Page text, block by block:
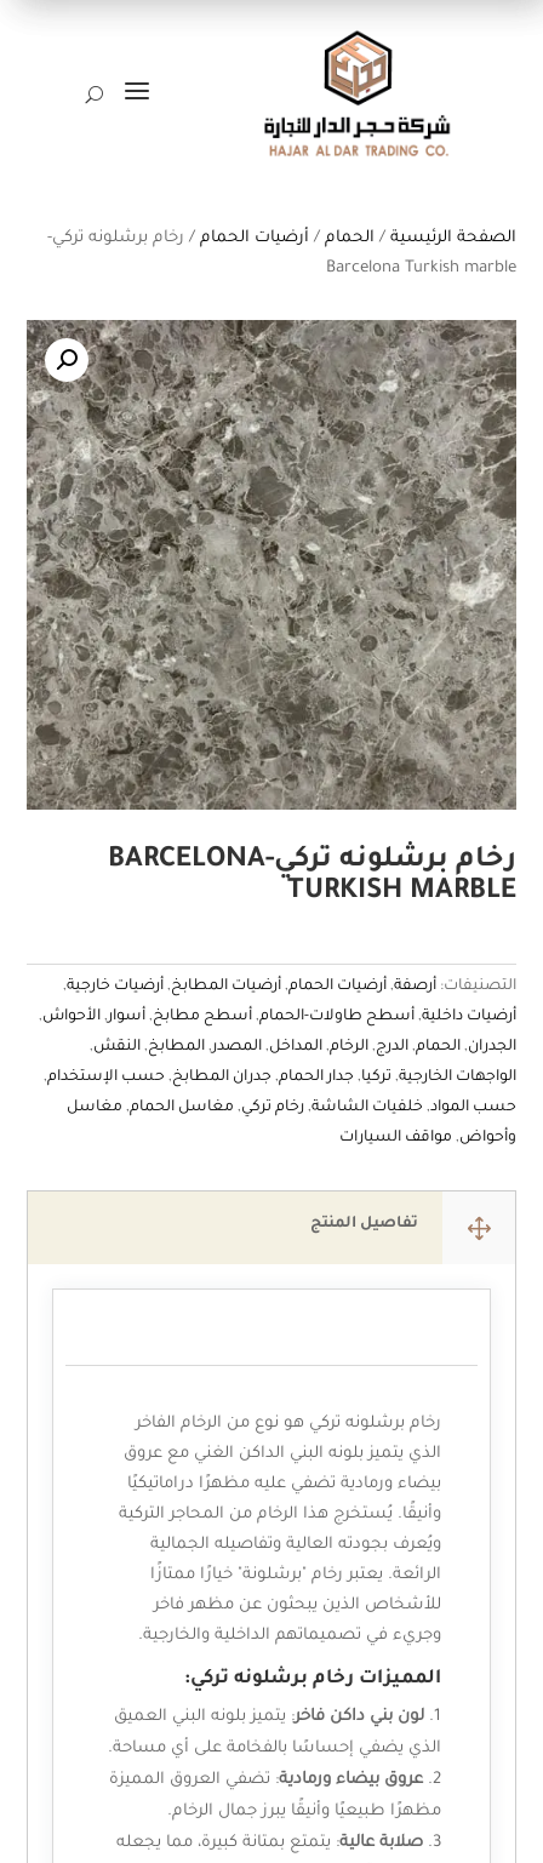
a
U
الصفحة الرئيسية / الحمام / أرضيات الحمام / رخام برشلونه تركي-
Barcelona Turkish marble
رخام برشلونه تركي-BARCELONA
TURKISH MARBLE
التصنيفات:أرصفة,أرضيات الحمام,أرضيات المطابخ,أرضيات خارجية,
أرضيات داخلية,أسطح طاولات-الحمام,أسطح مطابخ,أسوار ,الأحواش,
الجدران,الحمام,الدرج,الرخام,المداخل,المصدر ,المطابخ,النقش,
الواجهات الخارجية, تركيا, جدار الحمام, جدران المطابخ, حسب الإستخدام,
حسب المواد, خلفيات الشاشة,رخام تركي, مغاسل الحمام, مغاسل
وأحواض, مواقف السيارات
1 تفاصيل المنتج
رخام برشلونه تركي هو نوع من الرخام الفاخر
الذي يتميز بلونه البني الداكن الغني مع عروق
بيضاء ورمادية تضفي عليه مظهرًا دراماتيكيًا
وأنيقًا. يُستخرج هذا الرخام من المحاجر التركية
ويُعرف بجودته العالية وتفاصيله الجمالية
الرائعة. يعتبر رخام "برشلونة" خيارًا ممتازًا
للأشخاص الذين يبحثون عن مظهر فاخر
وجريء في تصميماتهم الداخلية والخارجية.
المميزات رخام برشلونه تركي:
لون بني داكن فاخر: يتميز بلونه البني العميق
الذي يضفي إحساسًا بالفخامة على أي مساحة.
عروق بيضاء ورمادية: تضفي العروق المميزة
مظهرًا طبيعيًا وأنيقًا يبرز جمال الرخام.
صلابة عالية: يتمتع بمتانة كبيرة، مما يجعله